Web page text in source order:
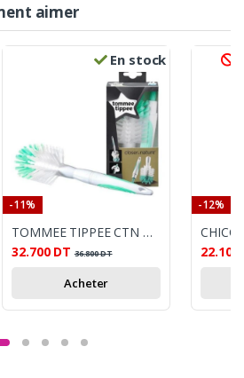
aimer
En stock
-11%
TOMMEE TIPPEE CTN GOUPILLON MIXTE
32.700 DT 36.800DT
Acheter
-12%
22.100